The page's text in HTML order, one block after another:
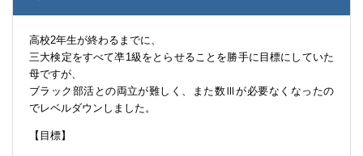
高校2年生が終わるまでに、
三大検定をすべて凖1級をとらせることを勝手に目標にしていた
母ですが、
ブラック部活との両立が難しく、また数Ⅲが必要なくなったの
でレベルダウンしました。
【目標】